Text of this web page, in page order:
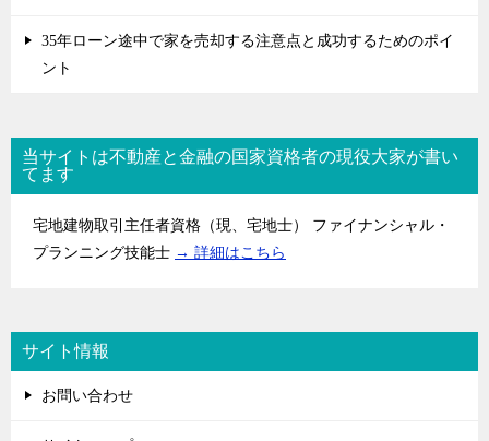
35年ローン途中で家を売却する注意点と成功するためのポイ
ント
当サイトは不動産と金融の国家資格者の現役大家が書い
てます
宅地建物取引主任者資格（現、宅地士） ファイナンシャル・
プランニング技能士 → 詳細はこちら
サイト情報
お問い合わせ